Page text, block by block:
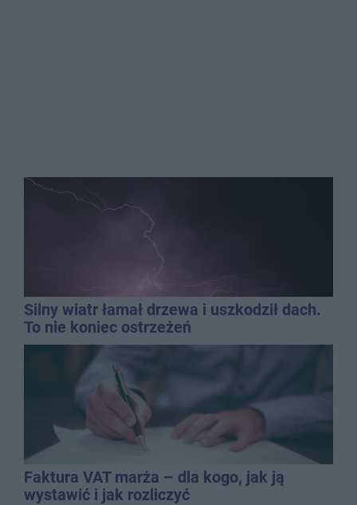
Silny wiatr łamał drzewa i uszkodził dach.
To nie koniec ostrzeżeń
Faktura VAT marża – dla kogo, jak ją
wystawić i jak rozliczyć